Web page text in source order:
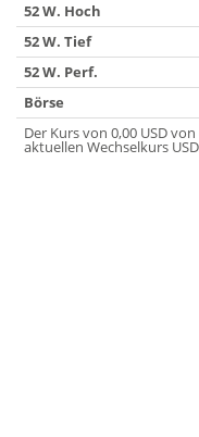
52 W. Hoch
52 W. Tief
52 W. Perf.
Börse
Der Kurs von 0,00 USD
aktuellen Wechselkurs